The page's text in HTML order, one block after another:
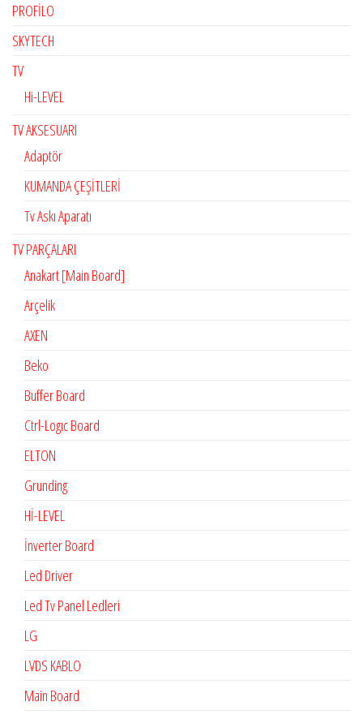
PROFİLO
SKYTECH
TV
Hi-LEVEL
TV AKSESUARI
Adaptör
KUMANDA ÇEŞİTLERİ
Tv Askı Aparatı
TV PARÇALARI
Anakart [Main Board]
Arçelik
AXEN
Beko
Buffer Board
Ctrl-Logıc Board
ELTON
Grunding
Hİ-LEVEL
İnverter Board
Led Driver
Led Tv Panel Ledleri
LG
LVDS KABLO
Main Board